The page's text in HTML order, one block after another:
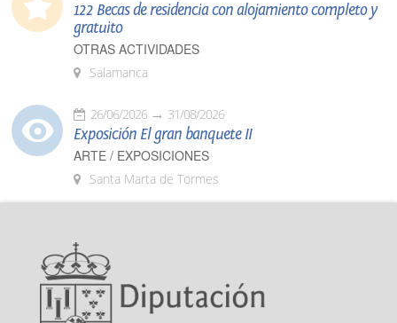
122 Becas de residencia con alojamiento completo y
gratuito
OTRAS ACTIVIDADES
Salamanca
26/06/2026 31/08/2026
Exposición El gran banquete II
ARTE / EXPOSICIONES
Santa Marta de Tormes